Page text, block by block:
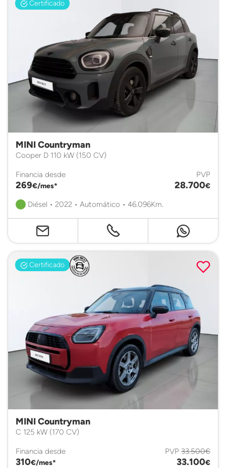
Certificado
MINI Countryman
Cooper D 110 kW (150 CV)
Financia desde
269€/mes*
PVP
28.700€
Diésel • 2022 • Automático • 46.096Km.
Certificado
MINI Countryman
C 125 kW (170 CV)
Financia desde
310€/mes*
PVP 33.500€
33.100€